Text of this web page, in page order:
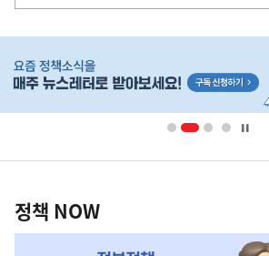
다
음
기
단
배
영
책
NOW,
정책 NOW